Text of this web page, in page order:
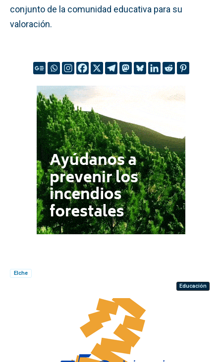
conjunto de la comunidad educativa para su
valoración.
Elche
Educación